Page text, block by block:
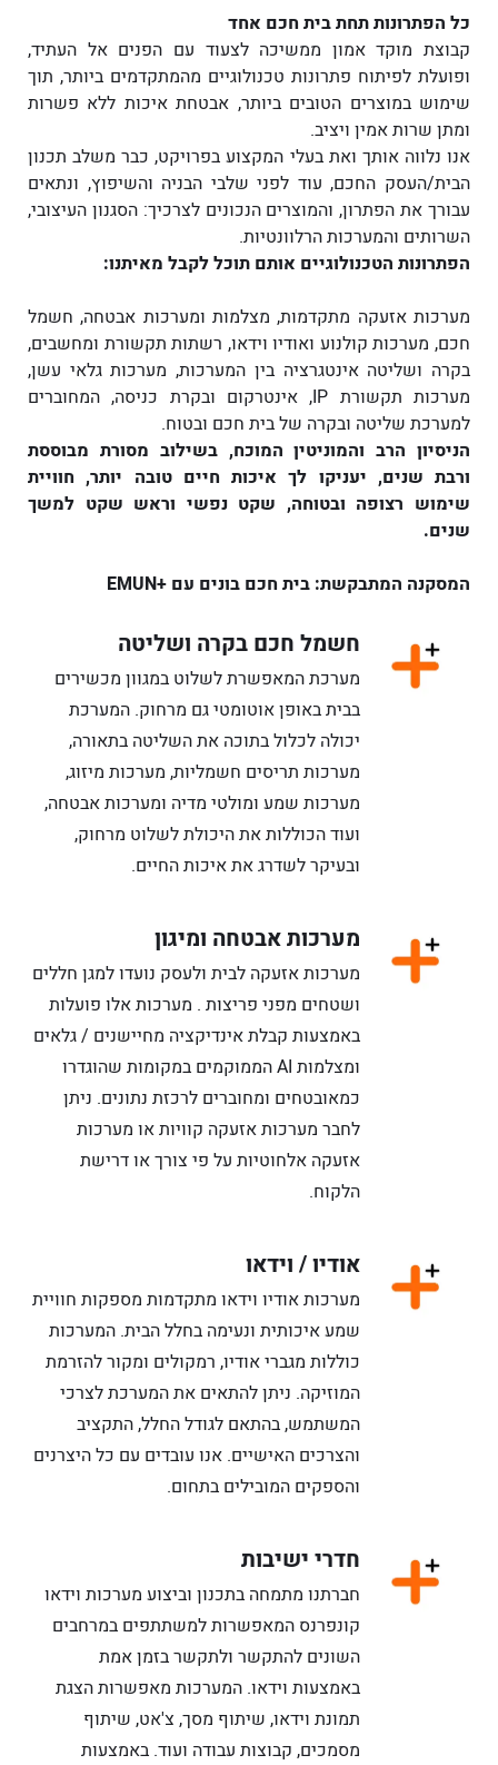
כל הפתרונות תחת בית חכם אחד
קבוצת מוקד אמון ממשיכה לצעוד עם הפנים אל העתיד,
ופועלת לפיתוח פתרונות טכנולוגיים מהמתקדמים ביותר, תוך
שימוש במוצרים הטובים ביותר, אבטחת איכות ללא פשרות
ומתן שרות אמין ויציב.
אנו נלווה אותך ואת בעלי המקצוע בפרויקט, כבר משלב תכנון
הבית/העסק החכם, עוד לפני שלבי הבניה והשיפוץ, ונתאים
עבורך את הפתרון, והמוצרים הנכונים לצרכיך: הסגנון העיצובי,
השרותים והמערכות הרלוונטיות.
הפתרונות הטכנולוגיים אותם תוכל לקבל מאיתנו:
מערכות אזעקה מתקדמות, מצלמות ומערכות אבטחה, חשמל
חכם, מערכות קולנוע ואודיו וידאו, רשתות תקשורת ומחשבים,
בקרה ושליטה אינטגרציה בין המערכות, מערכות גלאי עשן,
מערכות תקשורת IP, אינטרקום ובקרת כניסה, המחוברים
למערכת שליטה ובקרה של בית חכם ובטוח.
הניסיון הרב והמוניטין המוכח, בשילוב מסורת מבוססת
ורבת שנים, יעניקו לך איכות חיים טובה יותר, חוויית
שימוש רצופה ובטוחה, שקט נפשי וראש שקט למשך
שנים.
המסקנה המתבקשת: בית חכם בונים עם +EMUN
חשמל חכם בקרה ושליטה
מערכת המאפשרת לשלוט במגוון מכשירים
בבית באופן אוטומטי גם מרחוק. המערכת
יכולה לכלול בתוכה את השליטה בתאורה,
מערכות תריסים חשמליות, מערכות מיזוג,
מערכות שמע ומולטי מדיה ומערכות אבטחה,
ועוד הכוללות את היכולת לשלוט מרחוק,
ובעיקר לשדרג את איכות החיים.
מערכות אבטחה ומיגון
מערכות אזעקה לבית ולעסק נועדו למגן חללים
ושטחים מפני פריצות . מערכות אלו פועלות
באמצעות קבלת אינדיקציה מחיישנים / גלאים
ומצלמות AI הממוקמים במקומות שהוגדרו
כמאובטחים ומחוברים לרכזת נתונים. ניתן
לחבר מערכות אזעקה קוויות או מערכות
אזעקה אלחוטיות על פי צורך או דרישת
הלקוח.
אודיו / וידאו
מערכות אודיו וידאו מתקדמות מספקות חוויית
שמע איכותית ונעימה בחלל הבית. המערכות
כוללות מגברי אודיו, רמקולים ומקור להזרמת
המוזיקה. ניתן להתאים את המערכת לצרכי
המשתמש, בהתאם לגודל החלל, התקציב
והצרכים האישיים. אנו עובדים עם כל היצרנים
והספקים המובילים בתחום.
חדרי ישיבות
חברתנו מתמחה בתכנון וביצוע מערכות וידאו
קונפרנס המאפשרות למשתתפים במרחבים
השונים להתקשר ולתקשר בזמן אמת
באמצעות וידאו. המערכות מאפשרות הצגת
תמונת וידאו, שיתוף מסך, צ'אט, שיתוף
מסמכים, קבוצות עבודה ועוד. באמצעות